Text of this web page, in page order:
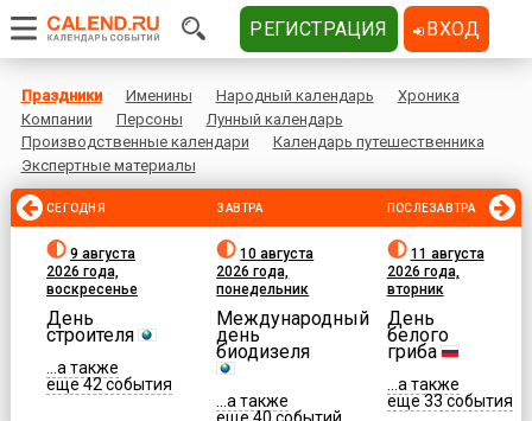
Праздники Именины Народный календарь
Хроника
Компании
Персоны
Лунный календарь
Производственные календари
Календарь путешественника
Экспертные материалы
СЕГОДНЯ
9 августа
2026 года,
воскресенье
День
строителя
...а также
еще 42 события
ЗАВТРА
10 августа
2026 года,
понедельник
Международный
день
биодизеля
...а также
ПОСЛЕЗАВТРА
11 августа
2026 года,
вторник
День
белого
гриба
...а также
еще 33 события
РЕГИСТРАЦИЯ ВХОД